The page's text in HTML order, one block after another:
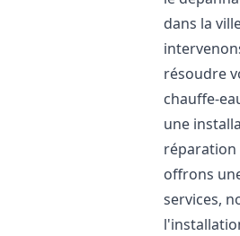
dans la
résoudre
chauffe-
une
réparation
offrons
services,